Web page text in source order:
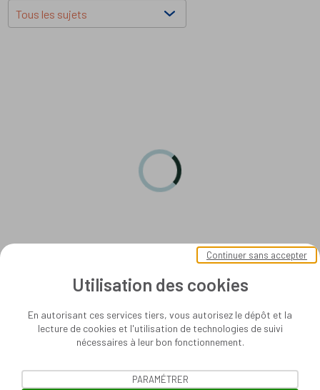
Utilisation des cookies
En autorisant ces services tiers, vous autorisez le dépôt et la
lecture de cookies et l'utilisation de technologies de suivi
nécessaires à leur bon fonctionnement.
Continuer sans accepter
PARAMÉTRER